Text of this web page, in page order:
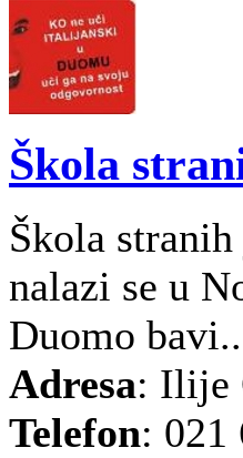
Škola
Škola
nalazi se u
Duomo
Adresa: Ilije
Telefon: 021